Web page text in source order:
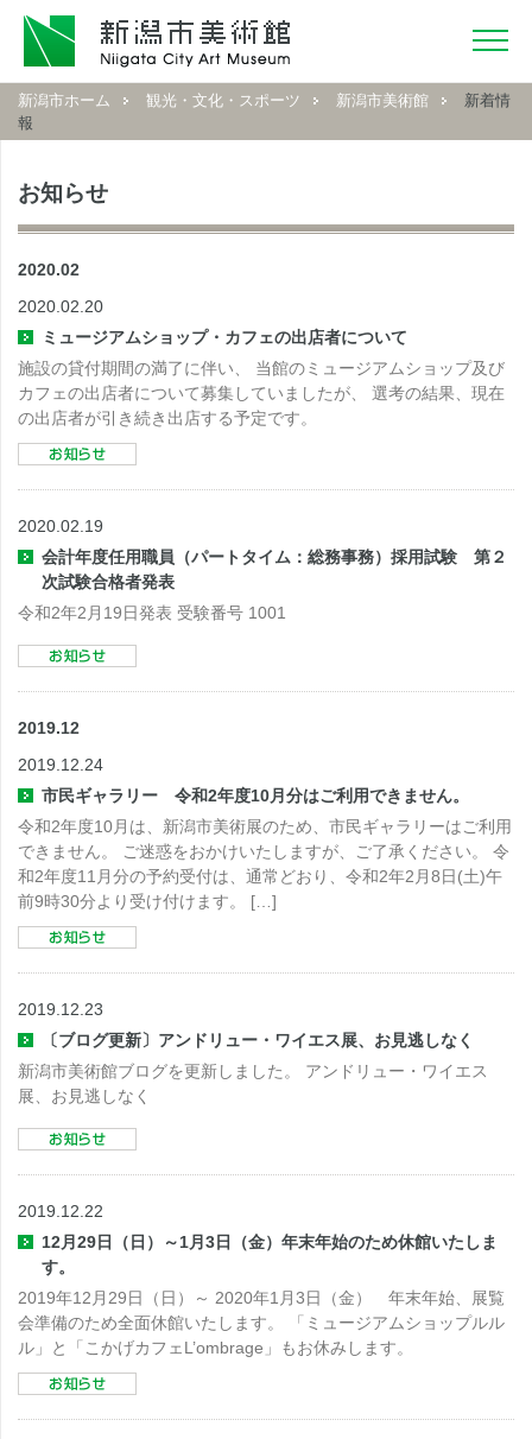
新潟市ホーム 観光・文化・スポーツ 新潟市美術館
新着情
報
お知らせ
2020.02
2020.02.20
ミュージアムショップ・カフェの出店者について
施設の貸付期間の満了に伴い、 当館のミュージアムショップ及び
カフェの出店者について募集していましたが、 選考の結果、現在
の出店者が引き続き出店する予定です。
2020.02.19
会計年度任用職員（パートタイム：総務事務）採用試験 第２
次試験合格者発表
令和2年2月19日発表 受験番号 1001
2019.12
2019.12.24
市民ギャラリー 令和2年度10月分はご利用できません。
令和2年度10月は、新潟市美術展のため、市民ギャラリーはご利用
できません。 ご迷惑をおかけいたしますが、ご了承ください。 令
和2年度11月分の予約受付は、通常どおり、令和2年2月8日(土)午
前9時30分より受け付けます。 […]
2019.12.23
〔ブログ更新〕アンドリュー・ワイエス展、お見逃しなく
新潟市美術館ブログを更新しました。 アンドリュー・ワイエス
展、お見逃しなく
2019.12.22
12月29日（日）～1月3日（金）年末年始のため休館いたしま
す。
2019年12月29日（日）～ 2020年1月3日（金） 年末年始、展覧
会準備のため全面休館いたします。 「ミュージアムショップルル
ル」と「こかげカフェL’ombrage」もお休みします。